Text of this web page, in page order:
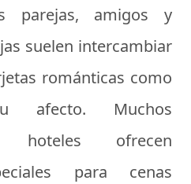
parejas, amigos y
suelen intercambiar
románticas como
afecto. Muchos
hoteles ofrecen
para cenas